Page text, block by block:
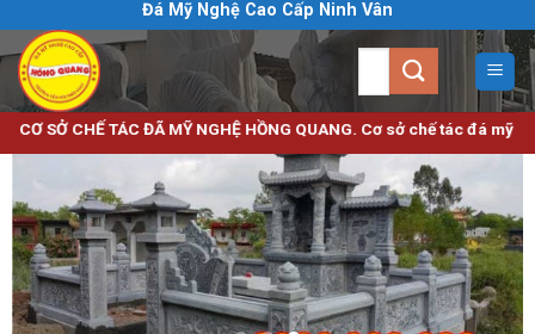
qua
nội
dung
Đá Mỹ Nghệ Cao Cấp Ninh Vân
TÁC ĐÃ MỸ NGHỆ HỒNG QUANG. Cơ sở chế tác đá mỹ nghệ